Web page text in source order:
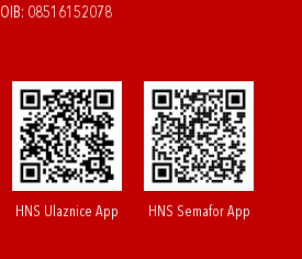
OIB: 08516152078
HNS Ulaznice App HNS Semafor App